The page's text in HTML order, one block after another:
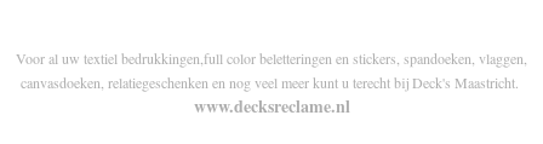
Voor al uw textiel bedrukkingen,full color beletteringen en stickers, spandoeken, vlaggen,
canvasdoeken, relatiegeschenken en nog veel meer kunt u terecht bij Deck's Maastricht.
www.decksreclame.nl